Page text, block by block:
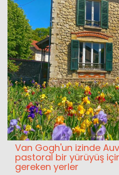
Van Gogh'un izinde
pastoral bir yürüyüş
gereken yerler